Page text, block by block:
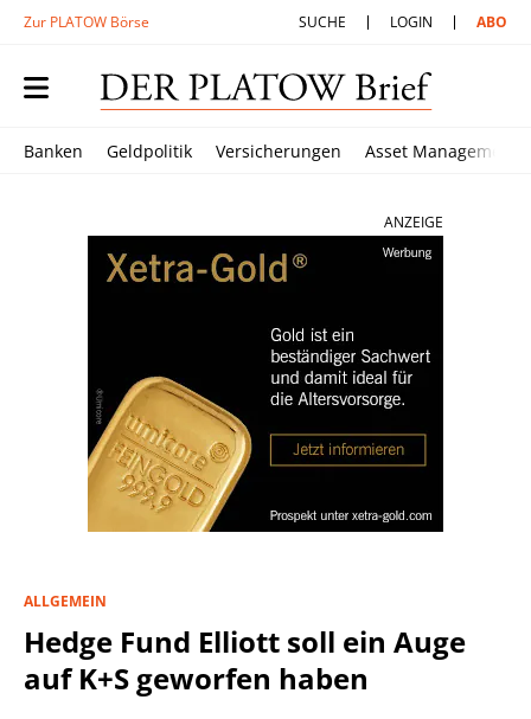
Zur PLATOW Börse SUCHE LOGIN ABO
Banken Geldpolitik Versicherungen Asset Management
ANZEIGE
ALLGEMEIN
Hedge Fund Elliott soll ein Auge
auf K+S geworfen haben